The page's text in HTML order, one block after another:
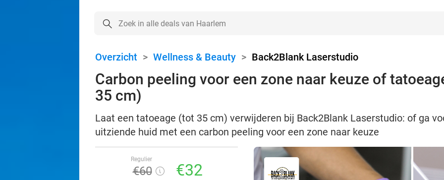
Overzicht > Wellness & Beauty > Back2Blank Laserstudio
Carbon peeling voor een zone naar keuze of
35 cm)
Laat een tatoeage (tot 35 cm) verwijderen bij Back2Blank Laserstudio: of ga
uitziende huid met een carbon peeling voor een zone naar keuze
Regulier
€60 €32